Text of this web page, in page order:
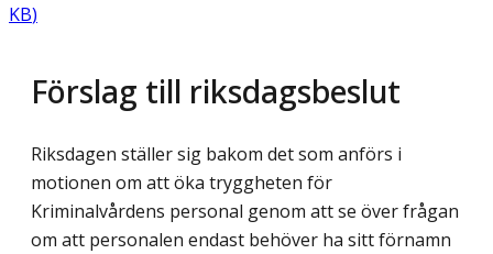
KB)
Förslag till riksdagsbeslut
Riksdagen ställer sig bakom det som anförs i
motionen om att öka tryggheten för
Kriminalvårdens personal genom att se över frågan
om att personalen endast behöver ha sitt förnamn